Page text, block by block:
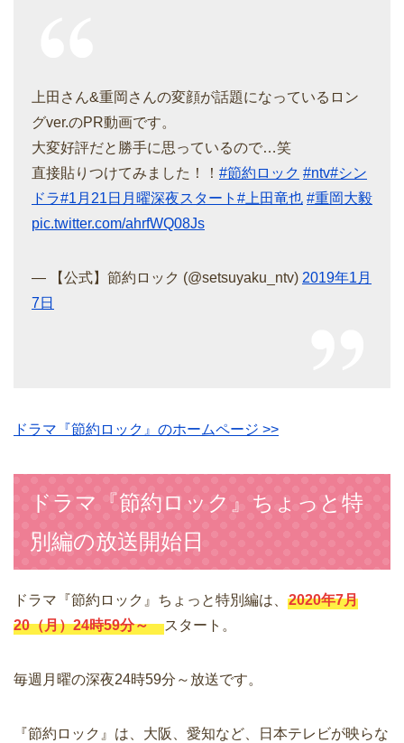
上田さん&重岡さんの変顔が話題になっているロン
グver.のPR動画です。
大変好評だと勝手に思っているので…笑
直接貼りつけてみました！！ #節約ロック #ntv#シン
ドラ#1月21日月曜深夜スタート #上田竜也 #重岡大毅
pic.twitter.com/ahrfWQ08Js
— 【公式】節約ロック (@setsuyaku_ntv) 2019年1月
7日
ドラマ『節約ロック』のホームページ >>
ドラマ『節約ロック』ちょっと特
別編の放送開始日
ドラマ『節約ロック』ちょっと特別編は、 2020年7月
20（月）24時59分～スタート。
毎週月曜の深夜24時59分～放送です。
『節約ロック』は、大阪、愛知など、日本テレビが映らな